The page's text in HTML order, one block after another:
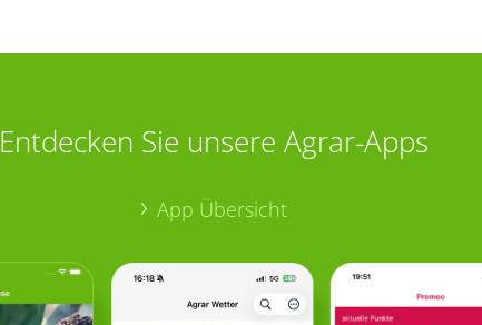
Entdecken Sie unsere Agrar-Apps
App Übersicht